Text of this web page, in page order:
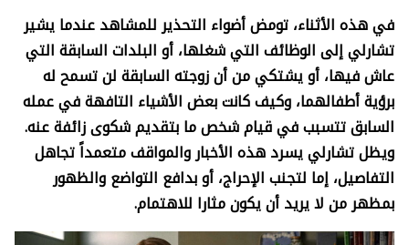
في هذه الأثناء، تومض أضواء التحذير للمشاهد عندما يشير
تشارلي إلى الوظائف التي شغلها، أو البلدات السابقة التي
عاش فيها، أو يشتكي من أن زوجته السابقة لن تسمح له
برؤية أطفالهما، وكيف كانت بعض الأشياء التافهة في عمله
السابق تتسبب في قيام شخص ما بتقديم شكوى زائفة عنه.
ويظل تشارلي يسرد هذه الأخبار والمواقف متعمداً تجاهل
التفاصيل، إما لتجنب الإحراج، أو بدافع التواضع والظهور
بمظهر من لا يريد أن يكون مثارا للاهتمام.